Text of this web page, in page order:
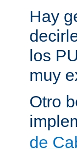
Hay
los
muy
Otro
de